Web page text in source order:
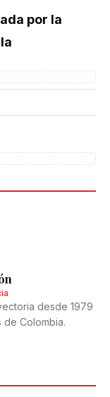
por la
desde 1979
Colombia.